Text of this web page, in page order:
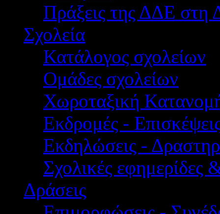
Πράξεις της ΔΔΕ στη
Σχολεία
Κατάλογος σχολείων
Ομάδες σχολείων
Χωροταξική
Εκδρομές -
Εκδηλώσεις -
Σχολικές εφημερίδες
Δράσεις